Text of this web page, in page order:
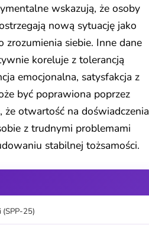
wskazują, że osoby
nową sytuację jako
siebie. Inne dane
koreluje z tolerancją
emocjonalna, satysfakcja z
być poprawiona poprzez
że otwartość na doświadczenia
z trudnymi problemami
stabilnej tożsamości.
(SPP-25)